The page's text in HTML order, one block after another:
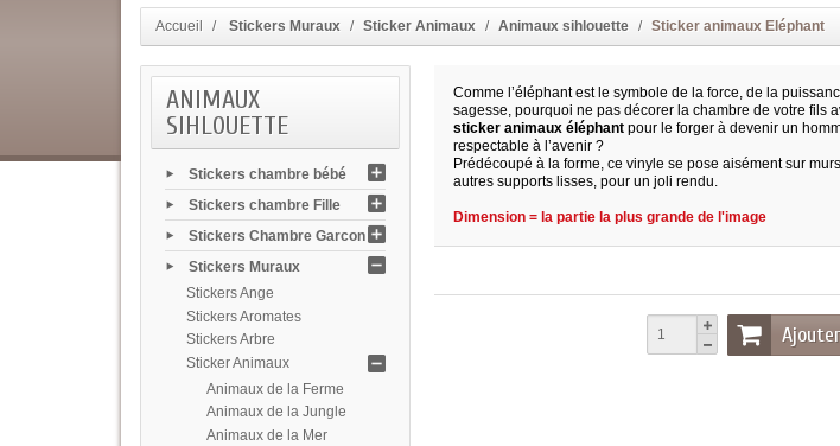
Accueil Stickers Muraux Sticker Animaux Animaux sihlouette Sticker animaux Eléphant
ANIMAUX
SIHLOUETTE
Stickers chambre bébé
Stickers chambre Fille
Stickers Chambre Garcon
Stickers Muraux
Stickers Ange
Stickers Aromates
Stickers Arbre
Sticker Animaux
Animaux de la Ferme
Animaux de la Jungle
Animaux de la Mer
Comme l’éléphant est le symbole de la force, de la
sagesse, pourquoi ne pas décorer la chambre de votre fils
sticker animaux éléphant pour le forger à devenir un
respectable à l’avenir ?
Prédécoupé à la forme, ce vinyle se pose aisément sur
autres supports lisses, pour un joli rendu.
Dimension = la partie la plus grande de l'image